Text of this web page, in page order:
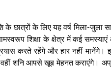
के छात्रों के लिए यह वर्ष मिला-
शिक्षा के क्षेत्र में कई
करते रहेंगे और हार नहीं
वहीं शनि आपसे खूब मेहनत